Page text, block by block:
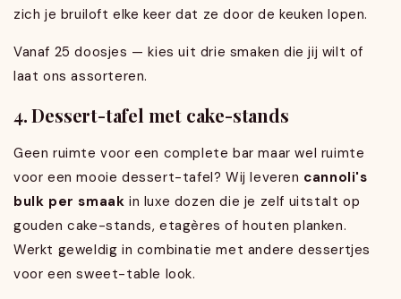
zich je bruiloft elke keer dat ze door de keuken lopen.
Vanaf 25 doosjes — kies uit drie smaken die jij wilt of
laat ons assorteren.
4. Dessert-tafel met cake-stands
Geen ruimte voor een complete bar maar wel ruimte
voor een mooie dessert-tafel? Wij leveren cannoli's
bulk per smaak in luxe dozen die je zelf uitstalt op
gouden cake-stands, etagères of houten planken.
Werkt geweldig in combinatie met andere dessertjes
voor een sweet-table look.